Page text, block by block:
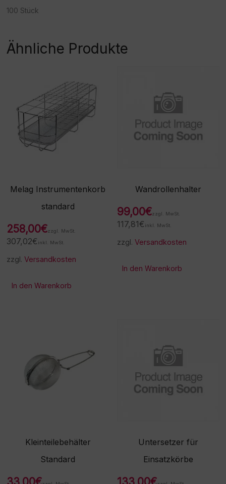
100 Stück
Ähnliche Produkte
Melag Instrumentenkorb
standard
258,00€zzgl. MwSt.
307,02€ inkl. MwSt.
zzgl.Versandkosten
In den Warenkorb
Wandrollenhalter
99,00€zzgl. MwSt.
117,81€ inkl. MwSt.
zzgl.Versandkosten
In den Warenkorb
Kleinteilebehälter
Standard
Untersetzer für
Einsatzkörbe